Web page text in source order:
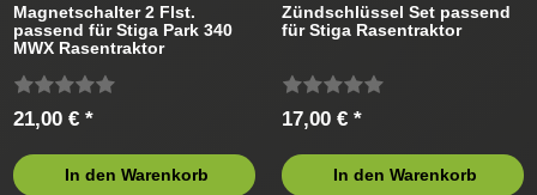
Magnetschalter 2 Flst.
passend für Stiga Park 340
MWX Rasentraktor
21,00 € *
In den Warenkorb
Zündschlüssel Set passend
für Stiga Rasentraktor
17,00 € *
In den Warenkorb